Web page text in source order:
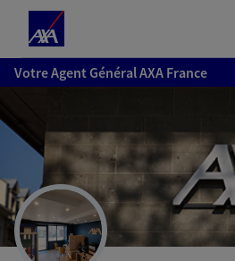
Accéder
au
Accéder
au
pied
de
page
Votre Agent Général AXA France